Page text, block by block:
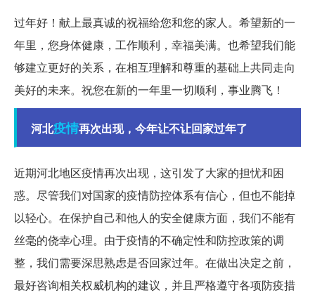
过年好！献上最真诚的祝福给您和您的家人。希望新的一
年里，您身体健康，工作顺利，幸福美满。也希望我们能
够建立更好的关系，在相互理解和尊重的基础上共同走向
美好的未来。祝您在新的一年里一切顺利，事业腾飞！
河北疫情再次出现，今年让不让回家过年了
近期河北地区疫情再次出现，这引发了大家的担忧和困
惑。尽管我们对国家的疫情防控体系有信心，但也不能掉
以轻心。在保护自己和他人的安全健康方面，我们不能有
丝毫的侥幸心理。由于疫情的不确定性和防控政策的调
整，我们需要深思熟虑是否回家过年。在做出决定之前，
最好咨询相关权威机构的建议，并且严格遵守各项防疫措